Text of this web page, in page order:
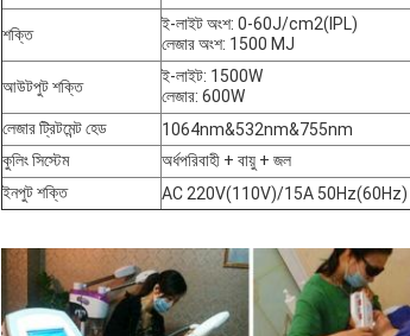
শক্তি
ই-লাইট অংশ: 0-60J/cm2(IPL)
লেজার অংশ: 1500 MJ
আউটপুট শক্তি
ই-লাইট: 1500W
লেজার: 600W
লেজার ট্রিটমেন্ট হেড
1064nm&532nm&755nm
কুলিং সিস্টেম
অর্ধপরিবাহী + বায়ু + জল
ইনপুট শক্তি
AC 220V(110V)/15A 50Hz(60Hz)